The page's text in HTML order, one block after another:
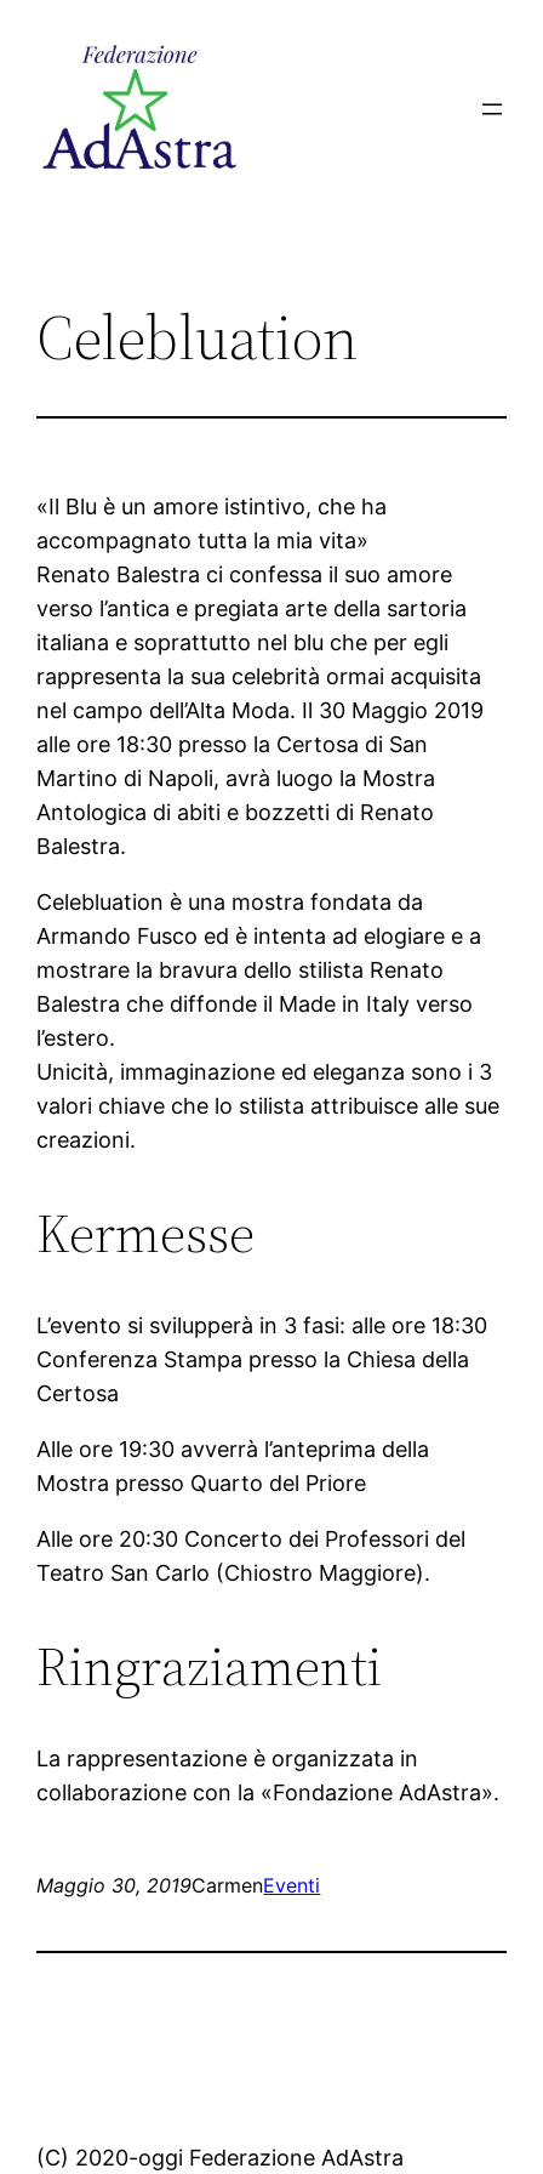
contenuto
Celebluation
«Il Blu è un amore istintivo, che ha
accompagnato tutta la mia vita»
Renato Balestra ci confessa il suo amore
verso l’antica e pregiata arte della sartoria
italiana e soprattutto nel blu che per egli
rappresenta la sua celebrità ormai acquisita
nel campo dell’Alta Moda. Il 30 Maggio 2019
alle ore 18:30 presso la Certosa di San
Martino di Napoli, avrà luogo la Mostra
Antologica di abiti e bozzetti di Renato
Balestra.
Celebluation è una mostra fondata da
Armando Fusco ed è intenta ad elogiare e a
mostrare la bravura dello stilista Renato
Balestra che diffonde il Made in Italy verso
l’estero.
Unicità, immaginazione ed eleganza sono i 3
valori chiave che lo stilista attribuisce alle sue
creazioni.
Kermesse
L’evento si svilupperà in 3 fasi: alle ore 18:30
Conferenza Stampa presso la Chiesa della
Certosa
Alle ore 19:30 avverrà l’anteprima della
Mostra presso Quarto del Priore
Alle ore 20:30 Concerto dei Professori del
Teatro San Carlo (Chiostro Maggiore).
Ringraziamenti
La rappresentazione è organizzata in
collaborazione con la «Fondazione AdAstra».
Maggio 30, 2019CarmenEventi
(C) 2020-oggi Federazione AdAstra